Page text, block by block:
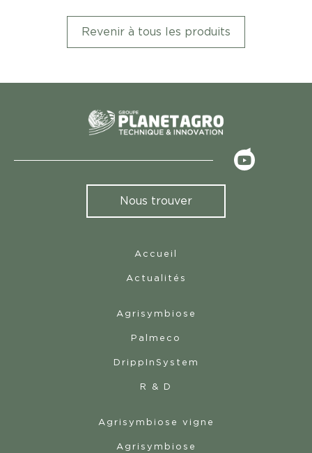
Revenir à tous les produits
<
Nous trouver
Accueil
Actualités
Agrisymbiose
Palmeco
DrippInSystem
R & D
Agrisymbiose vigne
Agrisymbiose